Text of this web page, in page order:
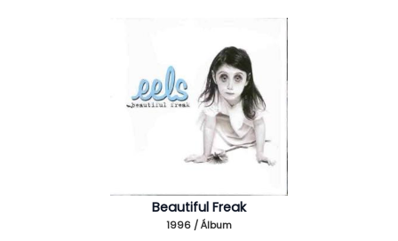
Beautiful Freak
1996 / Álbum